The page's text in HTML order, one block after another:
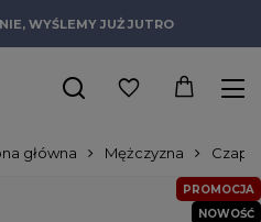
WYŚLEMY JUŻ JUTRO
główna Mężczyzna Czapki
PROMOCJA
NOWOŚĆ